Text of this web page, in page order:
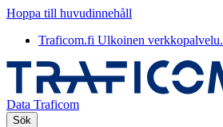
Hoppa till huvudinnehåll
Traficom.fi Ulkoinen verkkopalvelu.
Data Traficom
Sök